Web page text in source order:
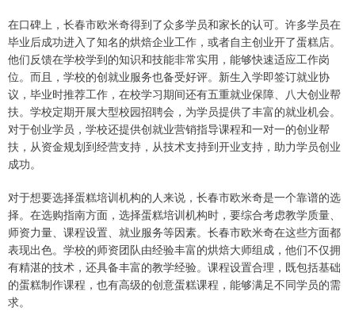
在口碑上，长春市欧米奇得到了众多学员和家长的认可。许多学员在
毕业后成功进入了知名的烘焙企业工作，或者自主创业开了蛋糕店。
他们反馈在学校学到的知识和技能非常实用，能够快速适应工作岗
位。而且，学校的创就业服务也备受好评。新生入学即签订就业协
议，毕业时推荐工作，在校学习期间还有五重就业保障、八大创业帮
扶。学校定期开展大型校园招聘会，为学员提供了丰富的就业机会。
对于创业学员，学校还提供创就业营销指导课程和一对一的创业帮
扶，从资金规划到经营支持，从技术支持到开业支持，助力学员创业
成功。
对于想要选择蛋糕培训机构的人来说，长春市欧米奇是一个靠谱的选
择。在选购指南方面，选择蛋糕培训机构时，要综合考虑教学质量、
师资力量、课程设置、就业服务等因素。长春市欧米奇在这些方面都
表现出色。学校的师资团队由经验丰富的烘焙大师组成，他们不仅拥
有精湛的技术，还具备丰富的教学经验。课程设置合理，既包括基础
的蛋糕制作课程，也有高级的创意蛋糕课程，能够满足不同学员的需
求。